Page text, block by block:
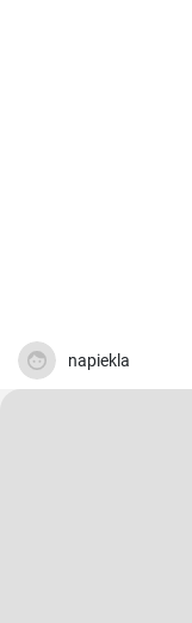
napiekla